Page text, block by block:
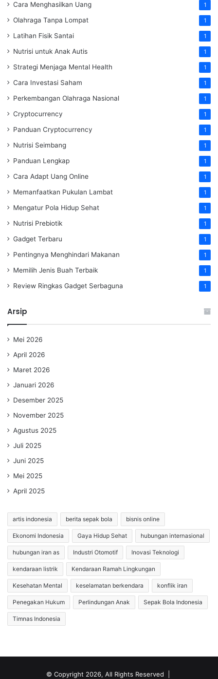
Cara Menghasilkan Uang 1
Olahraga Tanpa Lompat 1
Latihan Fisik Santai 1
Nutrisi untuk Anak Autis 1
Strategi Menjaga Mental Health 1
Cara Investasi Saham 1
Perkembangan Olahraga Nasional 1
Cryptocurrency 1
Panduan Cryptocurrency 1
Nutrisi Seimbang 1
Panduan Lengkap 1
Cara Adapt Uang Online 1
Memanfaatkan Pukulan Lambat 1
Mengatur Pola Hidup Sehat 1
Nutrisi Prebiotik 1
Gadget Terbaru 1
Pentingnya Menghindari Makanan 1
Memilih Jenis Buah Terbaik 1
Review Ringkas Gadget Serbaguna 1
Arsip
Mei 2026
April 2026
Maret 2026
Januari 2026
Desember 2025
November 2025
Agustus 2025
Juli 2025
Juni 2025
Mei 2025
April 2025
artis indonesia berita sepak bola bisnis online
Ekonomi Indonesia Gaya Hidup Sehat hubungan internasional
hubungan iran as Industri Otomotif Inovasi Teknologi
kendaraan listrik Kendaraan Ramah Lingkungan
Kesehatan Mental keselamatan berkendara konflik iran
Penegakan Hukum Perlindungan Anak Sepak Bola Indonesia
Timnas Indonesia
© Copyright 2026, All Rights Reserved |